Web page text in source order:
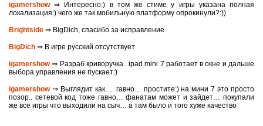
igamershow⇒ Интересно:) в том же стиме у игры указана полная
локализация:) чего же так мобильную платформу опрокинули?:))
Brightside ⇒ BigDich, спасибо за исправление
BigDich ⇒ В игре русский отсутствует
igamershow⇒ Разраб криворучка.. ipad mini 7 работает в окне и дальше
выбора управления не пускает:)
igamershow⇒ Выглядит как…. гавно… простите:) на мини 7 это просто
позор.. сетевой код тоже гавно… фанатам может и зайдет… покупали
же все игры что выходили на сыч… а там было и того хуже качество